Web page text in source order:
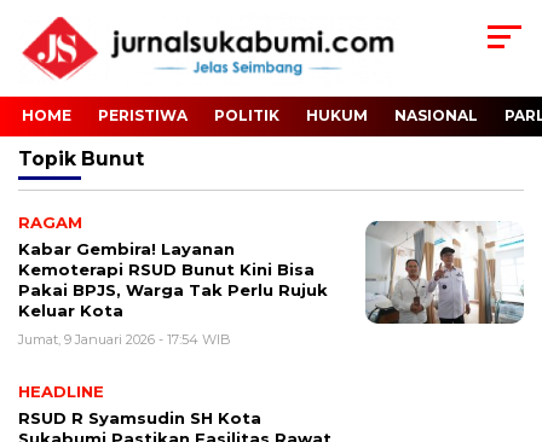
HOME PERISTIWA POLITIK HUKUM NASIONAL
Topik Bunut
RAGAM
Kabar Gembira! Layanan
Kemoterapi RSUD Bunut Kini Bisa
Pakai BPJS, Warga Tak Perlu Rujuk
Keluar Kota
Jumat, 9 Januari 2026 - 17:54 WIB
HEADLINE
RSUD R Syamsudin SH Kota